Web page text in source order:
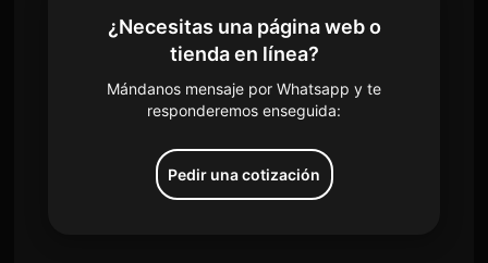
¿Necesitas una página web o
tienda en línea?
Mándanos mensaje por Whatsapp y te
responderemos enseguida:
Pedir una cotización